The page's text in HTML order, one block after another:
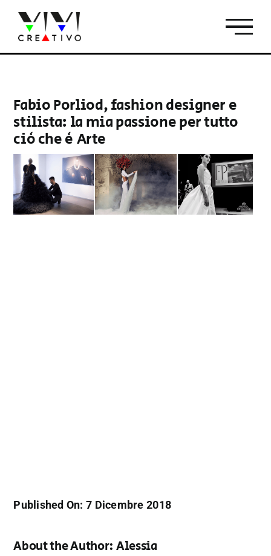
contenuto
Fabio Porliod, fashion designer e
stilista: la mia passione per tutto
ciò che è Arte
Published On: 7 Dicembre 2018
About the Author: Alessia